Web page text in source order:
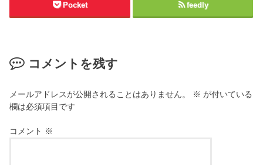
Pocket feedly
コメントを残す
メールアドレスが公開されることはありません。 ※ が付いている
欄は必須項目です
コメント ※